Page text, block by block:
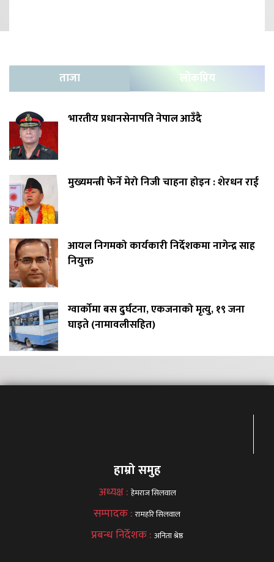
ताजा लोकप्रिय
भारतीय प्रधानसेनापति नेपाल आउँदै
मुख्यमन्त्री फेर्ने मेरो निजी चाहना होइन : शेरधन राई
आयल निगमको कार्यकारी निर्देशकमा नागेन्द्र साह
नियुक्त
ग्वार्कोमा बस दुर्घटना, एकजनाको मृत्यु, १९ जना
घाइते (नामावलीसहित)
हाम्रो समुह
अध्यक्ष : हेमराज सिलवाल
सम्पादक :रामहरि सिलवाल
प्रबन्ध निर्देशक : अनिता श्रेष्ठ